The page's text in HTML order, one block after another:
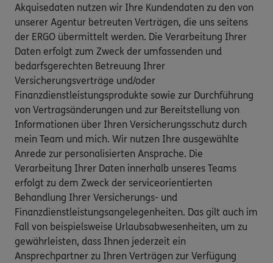
Akquisedaten nutzen wir Ihre Kundendaten zu den von
unserer Agentur betreuten Verträgen, die uns seitens
der ERGO übermittelt werden. Die Verarbeitung Ihrer
Daten erfolgt zum Zweck der umfassenden und
bedarfsgerechten Betreuung Ihrer
Versicherungsverträge und/oder
Finanzdienstleistungsprodukte sowie zur Durchführung
von Vertragsänderungen und zur Bereitstellung von
Informationen über Ihren Versicherungsschutz durch
mein Team und mich. Wir nutzen Ihre ausgewählte
Anrede zur personalisierten Ansprache. Die
Verarbeitung Ihrer Daten innerhalb unseres Teams
erfolgt zu dem Zweck der serviceorientierten
Behandlung Ihrer Versicherungs- und
Finanzdienstleistungsangelegenheiten. Das gilt auch im
Fall von beispielsweise Urlaubsabwesenheiten, um zu
gewährleisten, dass Ihnen jederzeit ein
Ansprechpartner zu Ihren Verträgen zur Verfügung